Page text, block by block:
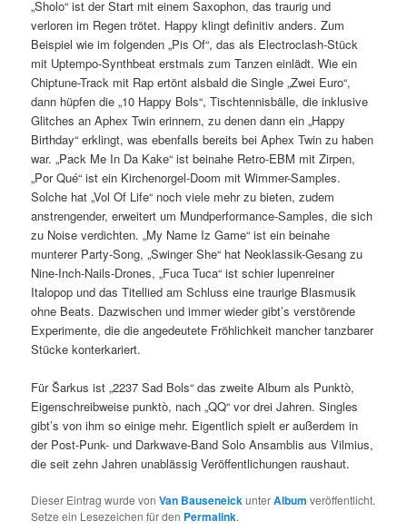
„Sholo“ ist der Start mit einem Saxophon, das traurig und
verloren im Regen trötet. Happy klingt definitiv anders. Zum
Beispiel wie im folgenden „Pis Of“, das als Electroclash-Stück
mit Uptempo-Synthbeat erstmals zum Tanzen einlädt. Wie ein
Chiptune-Track mit Rap ertönt alsbald die Single „Zwei Euro“,
dann hüpfen die „10 Happy Bols“, Tischtennisbälle, die inklusive
Glitches an Aphex Twin erinnern, zu denen dann ein „Happy
Birthday“ erklingt, was ebenfalls bereits bei Aphex Twin zu haben
war. „Pack Me In Da Kake“ ist beinahe Retro-EBM mit Zirpen,
„Por Qué“ ist ein Kirchenorgel-Doom mit Wimmer-Samples.
Solche hat „Vol Of Life“ noch viele mehr zu bieten, zudem
anstrengender, erweitert um Mundperformance-Samples, die sich
zu Noise verdichten. „My Name Iz Game“ ist ein beinahe
munterer Party-Song, „Swinger She“ hat Neoklassik-Gesang zu
Nine-Inch-Nails-Drones, „Fuca Tuca“ ist schier lupenreiner
Italopop und das Titellied am Schluss eine traurige Blasmusik
ohne Beats. Dazwischen und immer wieder gibt’s verstörende
Experimente, die die angedeutete Fröhlichkeit mancher tanzbarer
Stücke konterkariert.
Für Šarkus ist „2237 Sad Bols“ das zweite Album als Punktò,
Eigenschreibweise punktò, nach „QQ“ vor drei Jahren. Singles
gibt’s von ihm so einige mehr. Eigentlich spielt er außerdem in
der Post-Punk- und Darkwave-Band Solo Ansamblis aus Vilmius,
die seit zehn Jahren unablässig Veröffentlichungen raushaut.
Dieser Eintrag wurde vonVan BauseneickunterAlbum veröffentlicht.
Setze ein Lesezeichen für den Permalink.